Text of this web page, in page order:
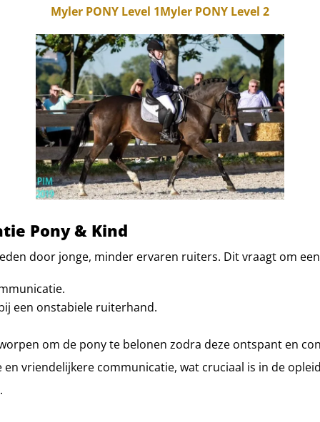
Myler PONY Level 1Myler PONY Level 2
Pony & Kind
door jonge, minder ervaren ruiters. Dit vraagt om
een onstabiele ruiterhand.
om de pony te belonen zodra deze ontspant en
vriendelijkere communicatie, wat cruciaal is in de